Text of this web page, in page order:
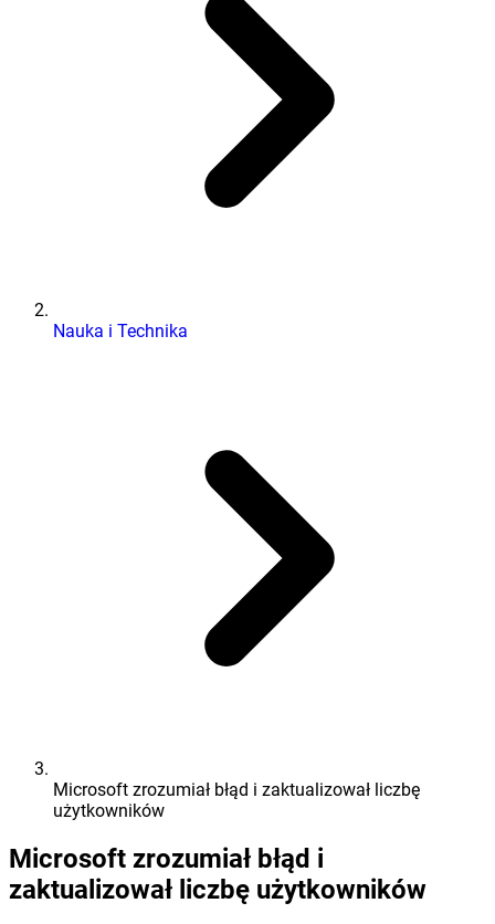
Nauka i Technika
Microsoft zrozumiał błąd i zaktualizował liczbę
użytkowników
Microsoft zrozumiał błąd i
zaktualizował liczbę użytkowników